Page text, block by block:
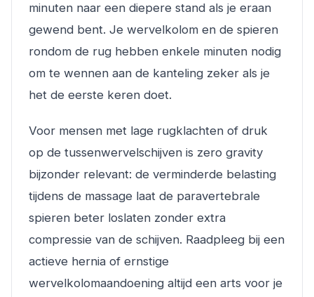
minuten naar een diepere stand als je eraan
gewend bent. Je wervelkolom en de spieren
rondom de rug hebben enkele minuten nodig
om te wennen aan de kanteling zeker als je
het de eerste keren doet.
Voor mensen met lage rugklachten of druk
op de tussenwervelschijven is zero gravity
bijzonder relevant: de verminderde belasting
tijdens de massage laat de paravertebrale
spieren beter loslaten zonder extra
compressie van de schijven. Raadpleeg bij een
actieve hernia of ernstige
wervelkolomaandoening altijd een arts voor je